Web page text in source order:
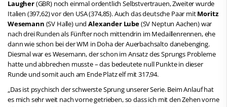
Laugher(GBR) noch einmal ordentlich Selbstvertrauen, Zweiter wurde
Italien (397,62) vor den USA (374,85). Auch das deutsche Paar mitMoritz
Wesemann (SV Halle) undAlexander Lube(SV Neptun Aachen) war
nach drei Runden als Fünfter noch mittendrin im Medaillenrennen, ehe
dann wie schon bei der WM in Doha der Auerbachsalto danebenging.
Diesmal war es Wesemann, der schon im Ansatz des Sprungs Probleme
hatte und abbrechen musste – das bedeutete null Punkte in dieser
Runde und somit auch am Ende Platz elf mit 317,94.
„Das ist psychisch der schwerste Sprung unserer Serie. Beim Anlauf hat
es mich sehr weit nach vorne getrieben, so dass ich mit den Zehen vorne